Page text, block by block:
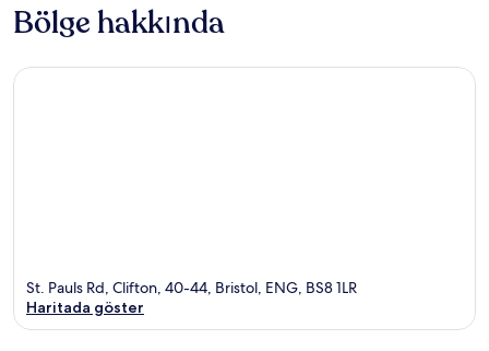
Bölge hakkında
St. Pauls Rd, Clifton, 40-44, Bristol, ENG, BS8 1LR
Haritada göster